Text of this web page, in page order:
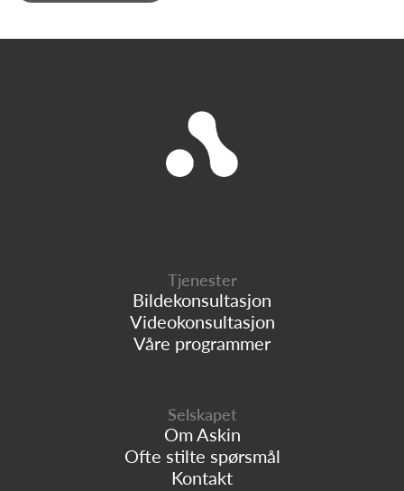
Tjenester
Bildekonsultasjon
Videokonsultasjon
Våre programmer
Selskapet
Om Askin
Ofte stilte spørsmål
Kontakt